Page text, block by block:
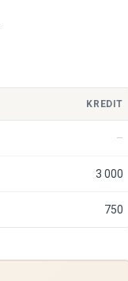
KREDIT
3 000
750